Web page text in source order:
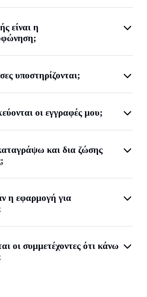
είναι η
υποστηρίζονται;
οι εγγραφές μου;
και δια ζώσης
η εφαρμογή για
οι συμμετέχοντες ότι κάνω